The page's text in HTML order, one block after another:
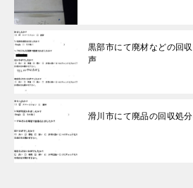
黒部市にて廃材などの回
声
滑川市にて廃品の回収処